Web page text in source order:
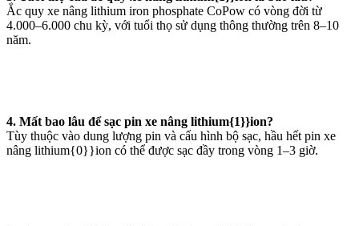
Ắc quy xe nâng lithium iron phosphate CoPow có vòng đời từ
4.000–6.000 chu kỳ, với tuổi thọ sử dụng thông thường trên 8–10
năm.
4. Mất bao lâu để sạc pin xe nâng lithium{1}}ion?
Tùy thuộc vào dung lượng pin và cấu hình bộ sạc, hầu hết pin xe
nâng lithium{0}}ion có thể được sạc đầy trong vòng 1–3 giờ.